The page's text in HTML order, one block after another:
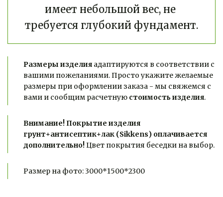
имеет небольшой вес, не
требуется глубокий фундамент.
Размеры изделия адаптируются в соответствии с
вашими пожеланиями. Просто укажите желаемые
размеры при оформлении заказа - мы свяжемся с
вами и сообщим расчетную стоимость изделия.
Внимание! Покрытие изделия
грунт+антисептик+лак (Sikkens) оплачивается
дополнительно! Цвет покрытия беседки на выбор.
Размер на фото: 3000*1500*2300